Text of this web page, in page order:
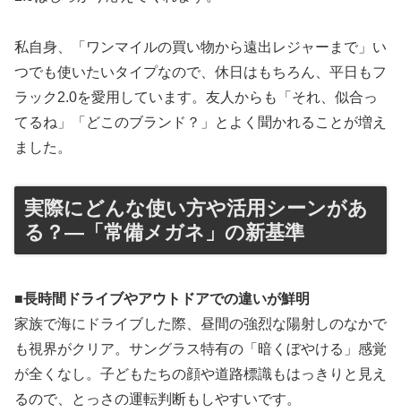
私自身、「ワンマイルの買い物から遠出レジャーまで」い
つでも使いたいタイプなので、休日はもちろん、平日もフ
ラック2.0を愛用しています。友人からも「それ、似合っ
てるね」「どこのブランド？」とよく聞かれることが増え
ました。
実際にどんな使い方や活用シーンがあ
る？―「常備メガネ」の新基準
■長時間ドライブやアウトドアでの違いが鮮明
家族で海にドライブした際、昼間の強烈な陽射しのなかで
も視界がクリア。サングラス特有の「暗くぼやける」感覚
が全くなし。子どもたちの顔や道路標識もはっきりと見え
るので、とっさの運転判断もしやすいです。